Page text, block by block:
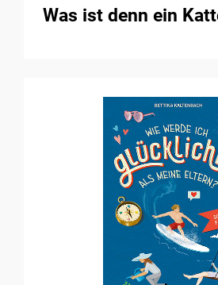
Was ist denn ein